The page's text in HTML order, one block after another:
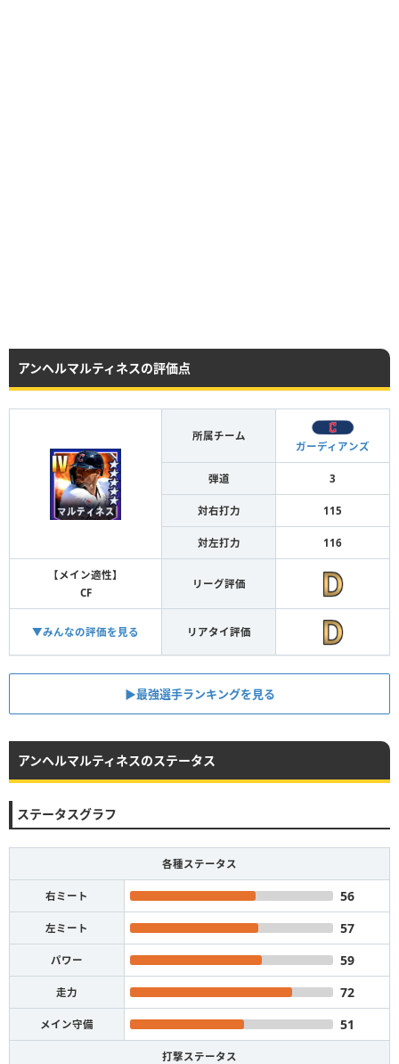
アンヘルマルティネスの評価点
所属チーム
ガーディアンズ
弾道 3
対右打力 115
対左打力 116
【メイン適性】
CF
リーグ評価
▼みんなの評価を見る リアタイ評価
▶︎最強選手ランキングを見る
アンヘルマルティネスのステータス
ステータスグラフ
各種ステータス
右ミート 56
左ミート 57
パワー 59
走力 72
メイン守備 51
打撃ステータス